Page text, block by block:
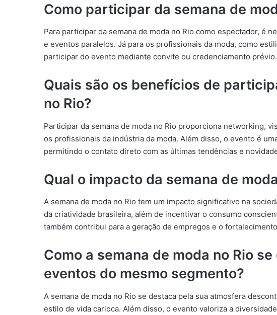
Como participar da semana de
Para participar da semana de moda no Rio como espectador, é
e eventos paralelos. Já para os profissionais da moda, como
participar do evento mediante convite ou credenciamento prévio.
Quais são os benefícios de
no Rio?
Participar da semana de moda no Rio proporciona networking,
os profissionais da indústria da moda. Além disso, o evento é
permitindo o contato direto com as últimas tendências e
Qual o impacto da semana de
A semana de moda no Rio tem um impacto significativo na
da criatividade brasileira, além de incentivar o consumo
também contribui para a geração de empregos e o
Como a semana de moda no Rio
eventos do mesmo segmento?
A semana de moda no Rio se destaca pela sua atmosfera
estilo de vida carioca. Além disso, o evento valoriza a